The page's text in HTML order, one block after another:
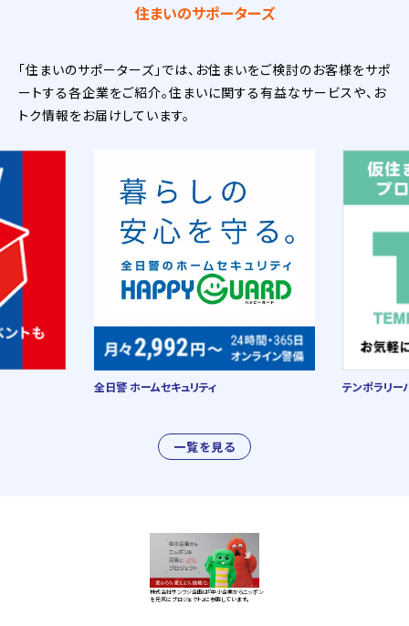
住まいのサポーターズ
「住まいのサポーターズ」では、お住まいをご検討のお客様をサポ
ートする各企業をご紹介。住まいに関する有益なサービスや、お
トク情報をお届けしています。
一覧を見る
全日警 ホームセキュリティ テンポラリー
株式会社サンフジ企画は『中小企業からニッポン
を元気にプロジェクト』に参画しています。